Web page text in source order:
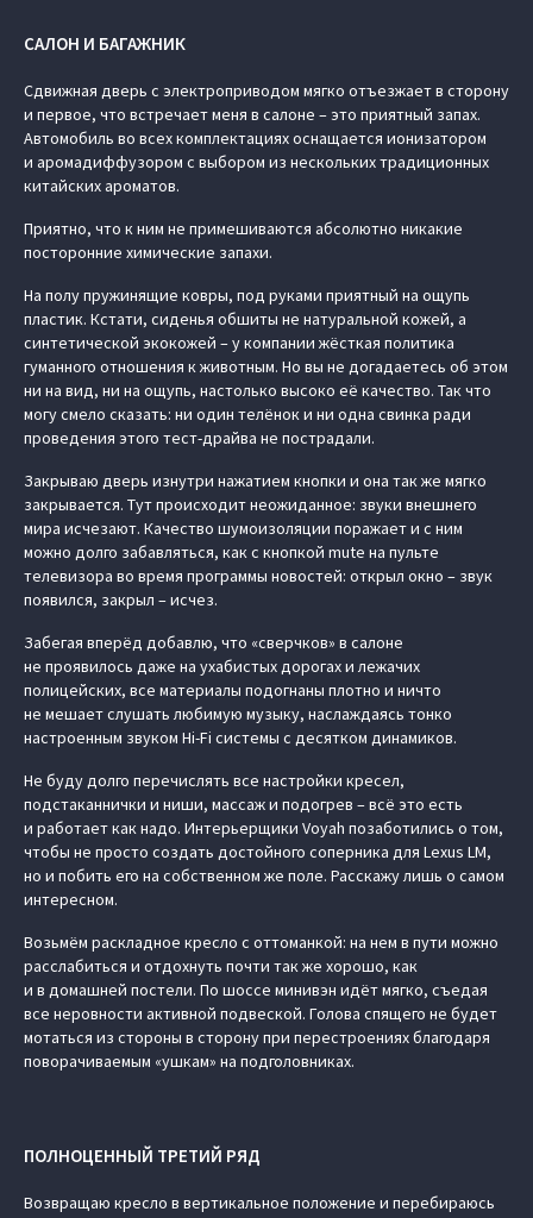
САЛОН И БАГАЖНИК
Сдвижная дверь с электроприводом мягко отъезжает в сторону
и первое, что встречает меня в салоне – это приятный запах.
Автомобиль во всех комплектациях оснащается ионизатором
и аромадиффузором с выбором из нескольких традиционных
китайских ароматов.
Приятно, что к ним не примешиваются абсолютно никакие
посторонние химические запахи.
На полу пружинящие ковры, под руками приятный на ощупь
пластик. Кстати, сиденья обшиты не натуральной кожей, а
синтетической экокожей – у компании жёсткая политика
гуманного отношения к животным. Но вы не догадаетесь об этом
ни на вид, ни на ощупь, настолько высоко её качество. Так что
могу смело сказать: ни один телёнок и ни одна свинка ради
проведения этого тест-драйва не пострадали.
Закрываю дверь изнутри нажатием кнопки и она так же мягко
закрывается. Тут происходит неожиданное: звуки внешнего
мира исчезают. Качество шумоизоляции поражает и с ним
можно долго забавляться, как с кнопкой mute на пульте
телевизора во время программы новостей: открыл окно – звук
появился, закрыл – исчез.
Забегая вперёд добавлю, что «сверчков» в салоне
не проявилось даже на ухабистых дорогах и лежачих
полицейских, все материалы подогнаны плотно и ничто
не мешает слушать любимую музыку, наслаждаясь тонко
настроенным звуком Hi-Fi системы с десятком динамиков.
Не буду долго перечислять все настройки кресел,
подстаканнички и ниши, массаж и подогрев – всё это есть
и работает как надо. Интерьерщики Voyah позаботились о том,
чтобы не просто создать достойного соперника для Lexus LM,
но и побить его на собственном же поле. Расскажу лишь о самом
интересном.
Возьмём раскладное кресло с оттоманкой: на нем в пути можно
расслабиться и отдохнуть почти так же хорошо, как
и в домашней постели. По шоссе минивэн идёт мягко, съедая
все неровности активной подвеской. Голова спящего не будет
мотаться из стороны в сторону при перестроениях благодаря
поворачиваемым «ушкам» на подголовниках.
ПОЛНОЦЕННЫЙ ТРЕТИЙ РЯД
Возвращаю кресло в вертикальное положение и перебираюсь